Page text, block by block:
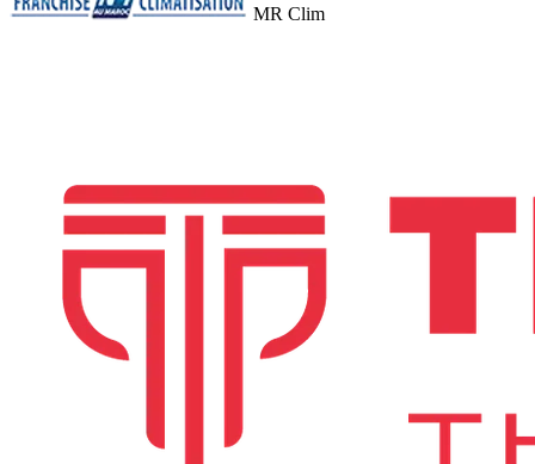
MR Clim